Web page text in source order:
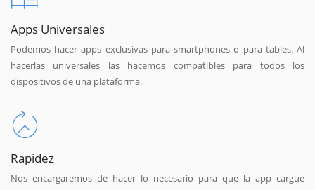
Apps Universales
Podemos hacer apps exclusivas para smartphones o para tables. Al
hacerlas universales las hacemos compatibles para todos los
dispositivos de una plataforma.
Rapidez
Nos encargaremos de hacer lo necesario para que la app cargue